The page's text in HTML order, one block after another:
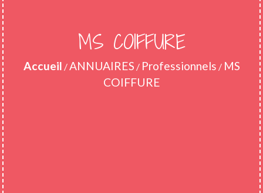
MS COIFFURE
Accueil /ANNUAIRES / Professionnels / MS
COIFFURE